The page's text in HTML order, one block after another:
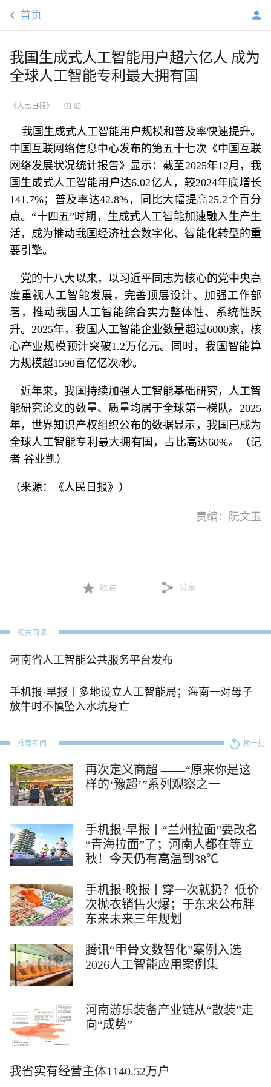
首页
我国生成式人工智能用户超六亿人 成为
全球人工智能专利最大拥有国
《人民日报》 03-03
我国生成式人工智能用户规模和普及率快速提升。
中国互联网络信息中心发布的第五十七次《中国互联
网络发展状况统计报告》显示：截至2025年12月，我
国生成式人工智能用户达6.02亿人，较2024年底增长
141.7%；普及率达42.8%，同比大幅提高25.2个百分
点。“十四五”时期，生成式人工智能加速融入生产生
活，成为推动我国经济社会数字化、智能化转型的重
要引擎。
党的十八大以来，以习近平同志为核心的党中央高
度重视人工智能发展，完善顶层设计、加强工作部
署，推动我国人工智能综合实力整体性、系统性跃
升。2025年，我国人工智能企业数量超过6000家，核
心产业规模预计突破1.2万亿元。同时，我国智能算
力规模超1590百亿亿次/秒。
近年来，我国持续加强人工智能基础研究，人工智
能研究论文的数量、质量均居于全球第一梯队。2025
年，世界知识产权组织公布的数据显示，我国已成为
全球人工智能专利最大拥有国，占比高达60%。（记
者 谷业凯）
（来源：《人民日报》）
责编：阮文玉
收藏 分享
相关阅读
河南省人工智能公共服务平台发布
手机报·早报丨多地设立人工智能局；海南一对母子
放牛时不慎坠入水坑身亡
推荐新闻 换一批
再次定义商超 ——“原来你是这
样的‘豫超’”系列观察之一
手机报·早报丨“兰州拉面”要改名
“青海拉面”了；河南人都在等立
秋！今天仍有高温到38℃
手机报·晚报丨穿一次就扔？低价
次抛衣销售火爆；于东来公布胖
东来未来三年规划
腾讯“甲骨文数智化”案例入选
2026人工智能应用案例集
河南游乐装备产业链从“散装”走
向“成势”
我省实有经营主体1140.52万户